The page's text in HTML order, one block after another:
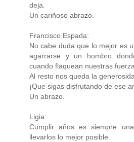
deja.
Un cariñoso abrazo.
Francisco Espada:
No cabe duda que lo mejor es
agarrarse y un hombro
cuando flaquean nuestras
Al resto nos queda la
¡Que sigas disfrutando de ese
Un abrazo.
Ligia:
Cumplir años es siempre
llevarlos lo mejor posible.